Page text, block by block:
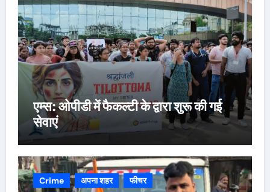
एम्स: ओपीडी में फैकल्टी के द्वारा शुरू की गई
सेवाएं
Crime अपना शहर फीचर